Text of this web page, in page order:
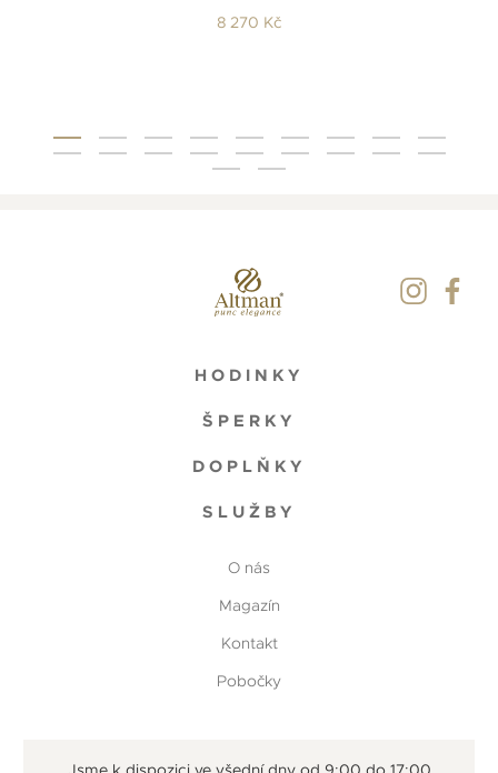
8 270 Kč
HODINKY
ŠPERKY
DOPLŇKY
SLUŽBY
O nás
Magazín
Kontakt
Pobočky